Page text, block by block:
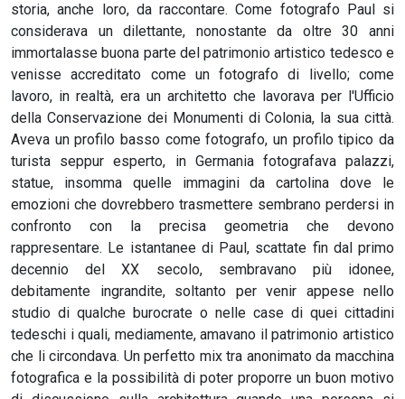
storia, anche loro, da raccontare. Come fotografo Paul si
considerava un dilettante, nonostante da oltre 30 anni
immortalasse buona parte del patrimonio artistico tedesco e
venisse accreditato come un fotografo di livello; come
lavoro, in realtà, era un architetto che lavorava per l'Ufficio
della Conservazione dei Monumenti di Colonia, la sua città.
Aveva un profilo basso come fotografo, un profilo tipico da
turista seppur esperto, in Germania fotografava palazzi,
statue, insomma quelle immagini da cartolina dove le
emozioni che dovrebbero trasmettere sembrano perdersi in
confronto con la precisa geometria che devono
rappresentare. Le istantanee di Paul, scattate fin dal primo
decennio del XX secolo, sembravano più idonee,
debitamente ingrandite, soltanto per venir appese nello
studio di qualche burocrate o nelle case di quei cittadini
tedeschi i quali, mediamente, amavano il patrimonio artistico
che li circondava. Un perfetto mix tra anonimato da macchina
fotografica e la possibilità di poter proporre un buon motivo